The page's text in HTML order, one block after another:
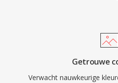
Getrouwe
Verwacht nauwkeurige